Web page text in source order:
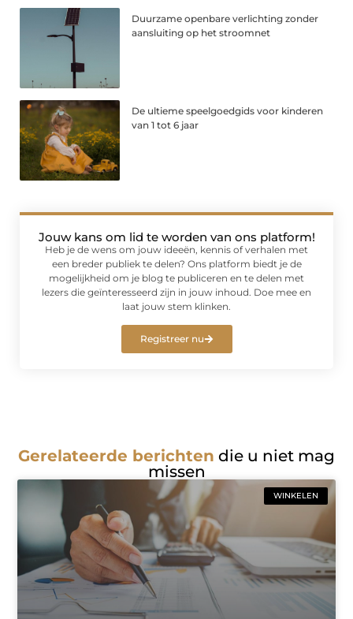
Duurzame openbare verlichting zonder
aansluiting op het stroomnet
De ultieme speelgoedgids voor kinderen
van 1 tot 6 jaar
Jouw kans om lid te worden van ons platform!
Heb je de wens om jouw ideeën, kennis of verhalen met
een breder publiek te delen? Ons platform biedt je de
mogelijkheid om je blog te publiceren en te delen met
lezers die geïnteresseerd zijn in jouw inhoud. Doe mee en
laat jouw stem klinken.
Registreer nu
Gerelateerde berichten die u niet mag
missen
WINKELEN